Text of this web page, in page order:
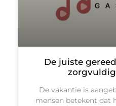
De juiste
De vakantie is
mensen betekent dat